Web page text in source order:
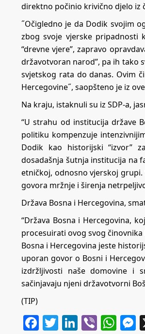
direktno počinio krivično djelo iz
˝Očigledno je da Dodik svojim
zbog svoje vjerske pripadnosti
“drevne vjere”, zapravo
državotvoran narod”, pa ih tako
svjetskog rata do danas. Ovim
Hercegovine˝, saopšteno je iz
Na kraju, istaknuli su iz SDP-a,
“U strahu od institucija države
politiku kompenzuje
Dodik kao historijski “izvor”
dosadašnja šutnja institucija na
etničkoj, odnosno vjerskoj
govora mržnje i širenja
Država Bosna i Hercegovina,
“Država Bosna i Hercegovina,
procesuirati ovog svog
Bosna i Hercegovina jeste
uporan govor o Bosni i
izdržljivosti naše domovine i
sačinjavaju njeni državotvorni
(TIP)
Facebook
Twitter
LinkedIn
Viber